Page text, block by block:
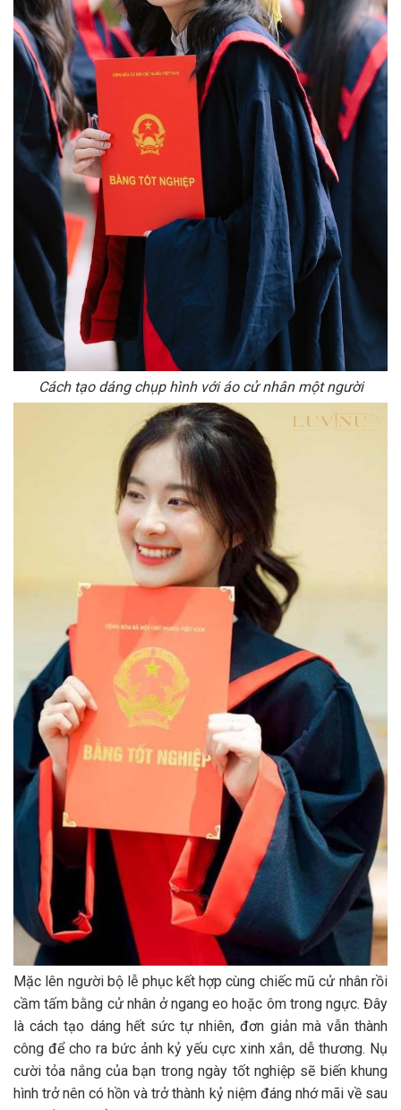
Cách tạo dáng chụp hình với áo cử nhân một người
Mặc lên người bộ lễ phục kết hợp cùng chiếc mũ cử nhân rồi
cầm tấm bằng cử nhân ở ngang eo hoặc ôm trong ngực. Đây
là cách tạo dáng hết sức tự nhiên, đơn giản mà vẫn thành
công để cho ra bức ảnh kỷ yếu cực xinh xắn, dễ thương. Nụ
cười tỏa nắng của bạn trong ngày tốt nghiệp sẽ biến khung
hình trở nên có hồn và trở thành kỷ niệm đáng nhớ mãi về sau